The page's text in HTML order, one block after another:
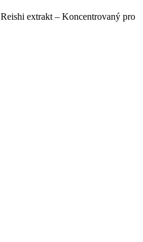
Reishi extrakt – Koncentrovaný pro